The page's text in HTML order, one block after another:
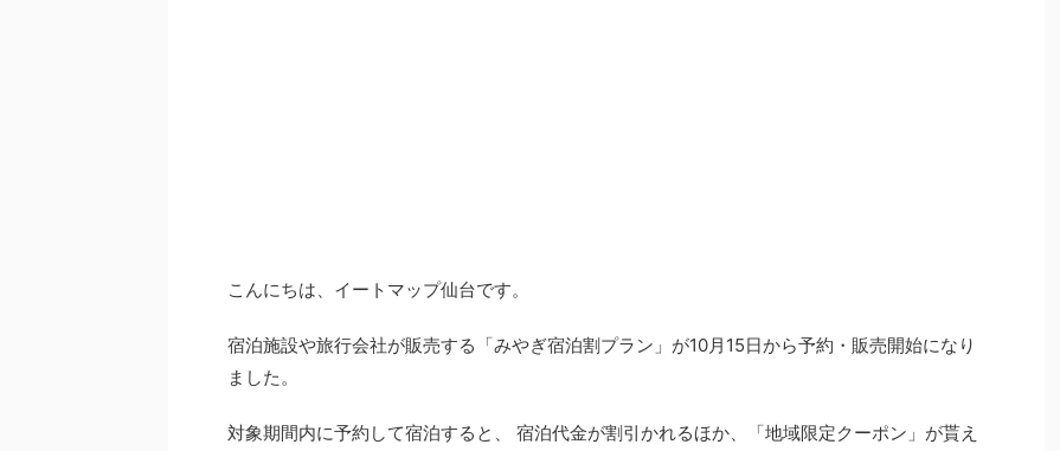
こんにちは、イートマップ仙台です。
宿泊施設や旅行会社が販売する「みやぎ宿泊割プラン」が10月15日から予約・販売開始になり
ました。
対象期間内に予約して宿泊すると、 宿泊代金が割引かれるほか、「地域限定クーポン」が貰え